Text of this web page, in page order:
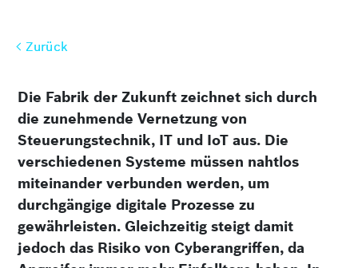
Zurück
Die Fabrik der Zukunft zeichnet sich durch
die zunehmende Vernetzung von
Steuerungstechnik, IT und IoT aus. Die
verschiedenen Systeme müssen nahtlos
miteinander verbunden werden, um
durchgängige digitale Prozesse zu
gewährleisten. Gleichzeitig steigt damit
jedoch das Risiko von Cyberangriffen, da
Zurück